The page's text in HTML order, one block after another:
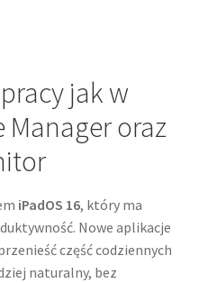
jak w
Manager oraz
iPadOS 16, który ma
Nowe aplikacje
część codziennych
naturalny, bez